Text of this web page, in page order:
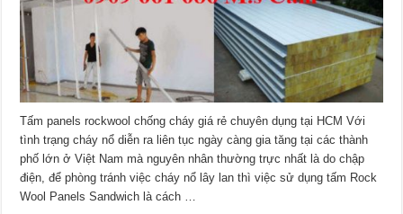
Tấm panels rockwool chống cháy giá rẻ chuyên dụng tại HCM Với
tình trạng cháy nổ diễn ra liên tục ngày càng gia tăng tại các thành
phố lớn ở Việt Nam mà nguyên nhân thường trực nhất là do chập
điện, để phòng tránh việc cháy nổ lây lan thì việc sử dụng tấm Rock
Wool Panels Sandwich là cách …